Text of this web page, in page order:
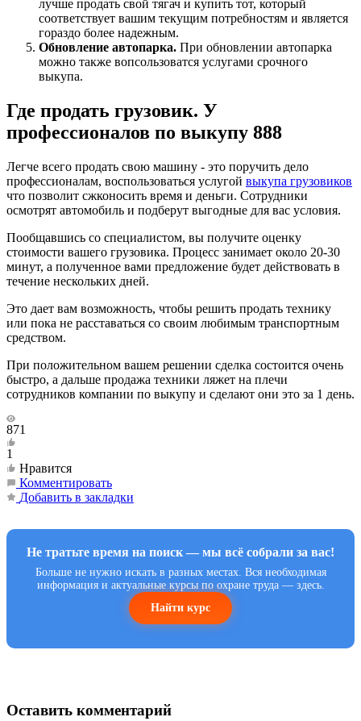
лучше продать свой тягач и купить тот, который
соответствует вашим текущим потребностям и является
гораздо более надежным.
Обновление автопарка. При обновлении автопарка
можно также вопсользоватся услугами срочного
выкупа.
Где продать грузовик. У
профессионалов по выкупу 888
Легче всего продать свою машину - это поручить дело
профессионалам, воспользоваться услугой выкупа грузовиков
что позволит сжконосить время и деньги. Сотрудники
осмотрят автомобиль и подберут выгодные для вас условия.
Пообщавшись со специалистом, вы получите оценку
стоимости вашего грузовика. Процесс занимает около 20-30
минут, а полученное вами предложение будет действовать в
течение нескольких дней.
Это дает вам возможность, чтобы решить продать технику
или пока не расставаться со своим любимым транспортным
средством.
При положительном вашем решении сделка состоится очень
быстро, а дальше продажа техники ляжет на плечи
сотрудников компании по выкупу и сделают они это за 1 день.
871
1
Нравится
Комментировать
Добавить в закладки
Не тратьте время на поиск — мы всё собрали за вас!
Больше не нужно искать в разных местах. Вся необходимая
информация и актуальные курсы по охране труда — здесь.
Найти курс
Оставить комментарий